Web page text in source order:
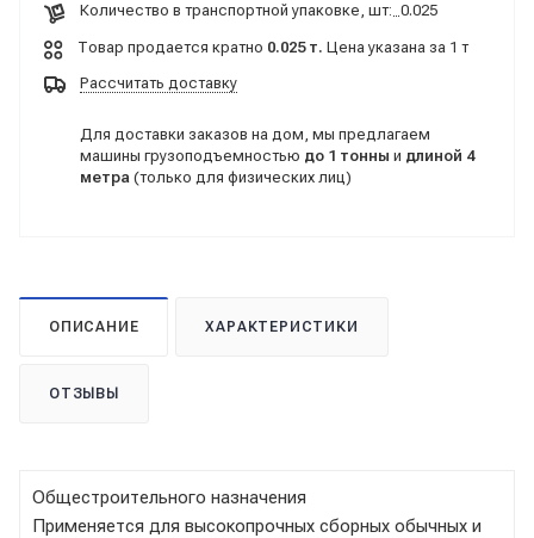
Количество в транспортной упаковке, шт: 0.025
Товар продается кратно 0.025 т. Цена указана за 1 т
Рассчитать доставку
Для доставки заказов на дом, мы предлагаем
машины грузоподъемностью до 1 тонны и длиной 4
метра (только для физических лиц)
ОПИСАНИЕ ХАРАКТЕРИСТИКИ
ОТЗЫВЫ
Общестроительного назначения
Применяется для высокопрочных сборных обычных и